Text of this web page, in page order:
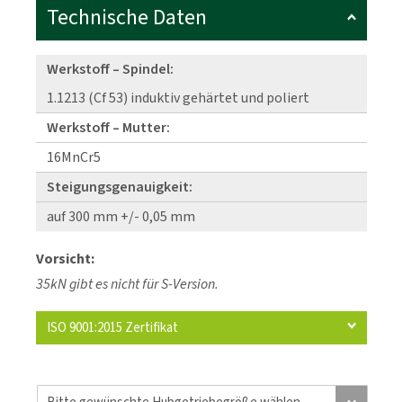
Technische Daten
Werkstoff – Spindel:
1.1213 (Cf 53) induktiv gehärtet und poliert
Werkstoff – Mutter:
16MnCr5
Steigungsgenauigkeit:
auf 300 mm +/- 0,05 mm
Vorsicht:
35kN gibt es nicht für S-Version.
ISO 9001:2015 Zertifikat